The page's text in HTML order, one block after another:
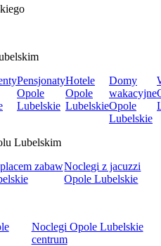
Pensjonaty
Opole
Lubelskie
Hotele
Opole
Lubelskie
Domy
wakacyjne
Opole
Lubelskie
Lubelskim
zabawNoclegi z jacuzzi
Opole Lubelskie
Noclegi Opole Lubelskie
centrum